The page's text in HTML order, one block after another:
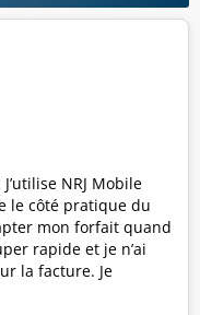
NRJ Mobile
le côté pratique du
mon forfait quand
rapide et je n’ai
la facture. Je